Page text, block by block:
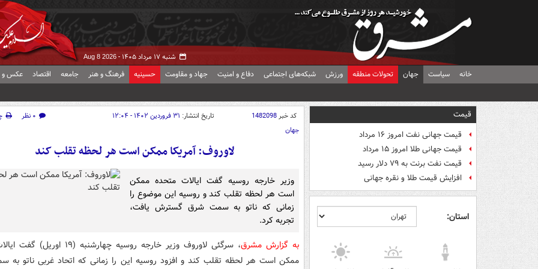
شنبه ۱۷ مرداد ۱۴۰۵ - Aug 8 2026
خانه سیاست جهان تحولات منطقه ورزش شبکه‌های اجتماعی دفاع و امنیت جهاد و مقاومت حسینیه فرهنگ و هنر جامعه اقتصاد عکس و
قیمت
قیمت جهانی نفت امروز ۱۶ مرداد
قیمت جهانی طلا امروز ۱۵ مرداد
قیمت نفت برنت به ۷۹ دلار رسید
افزایش قیمت طلا و نقره جهانی
استان:
کد خبر1482098 تاریخ انتشار: ۳۱ فروردین ۱۴۰۲ - ۱۲:۰۴ ۰ نظر
جهان
لاوروف: آمریکا ممکن است هر لحظه تقلب کند
وزیر خارجه روسیه گفت ایالات متحده ممکن
است هر لحظه تقلب کند و روسیه این موضوع را
زمانی که ناتو به سمت شرق گسترش یافت،
تجربه کرد.
به گزارش مشرق
، سرگئی لاوروف وزیر خارجه روسیه چهارشنبه
ممکن است هر لحظه تقلب کند و افزود روسیه این را زمانی که اتحاد غربی ناتو